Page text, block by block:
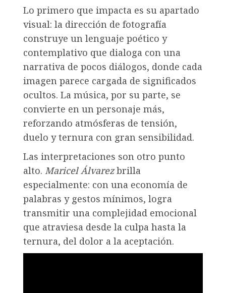
Lo primero que impacta es su apartado
visual: la dirección de fotografía
construye un lenguaje poético y
contemplativo que dialoga con una
narrativa de pocos diálogos, donde cada
imagen parece cargada de significados
ocultos. La música, por su parte, se
convierte en un personaje más,
reforzando atmósferas de tensión,
duelo y ternura con gran sensibilidad.
Las interpretaciones son otro punto
alto. Maricel Álvarezbrilla
especialmente: con una economía de
palabras y gestos mínimos, logra
transmitir una complejidad emocional
que atraviesa desde la culpa hasta la
ternura, del dolor a la aceptación.